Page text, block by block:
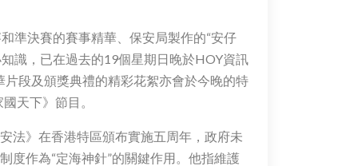
準決賽的賽事精華、保安局製作的“安仔
識，已在過去的19個星期日晚於HOY資訊
段及頒獎典禮的精彩花絮亦會於今晚的特
天下》節目。
法》在香港特區頒布實施五周年，政府未
度作為“定海神針”的關鍵作用。他指維護